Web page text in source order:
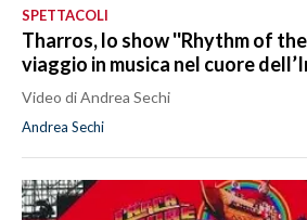
SPETTACOLI
Tharros, lo show ''Rhythm of
viaggio in musica nel cuore
Video di Andrea Sechi
Andrea Sechi